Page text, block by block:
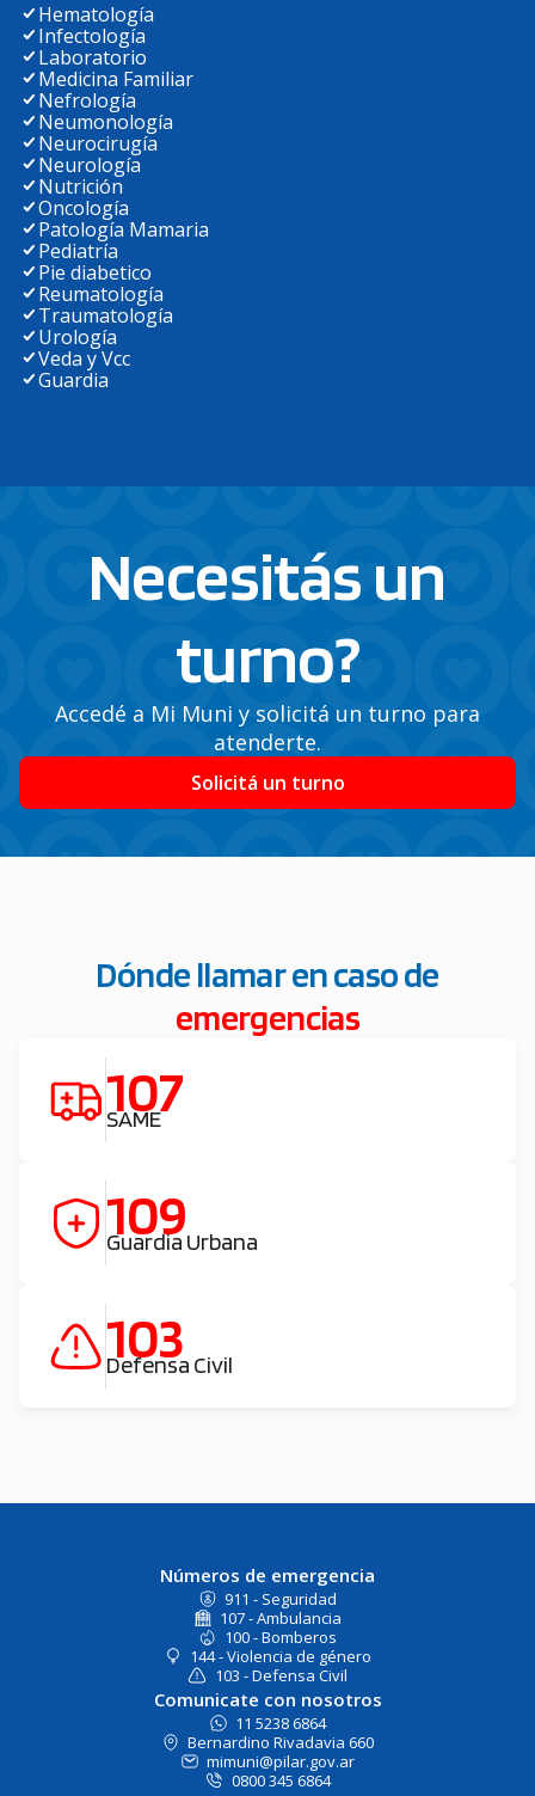
Hematología
Infectología
Laboratorio
Medicina Familiar
Nefrología
Neumonología
Neurocirugía
Neurología
Nutrición
Oncología
Patología Mamaria
Pediatría
Pie diabetico
Reumatología
Traumatología
Urología
Veda y Vcc
Guardia
Necesitás un
turno?
Accedé a Mi Muni y solicitá un turno para
atenderte.
Solicitá un turno
Dónde llamar en caso de
emergencias
107
SAME
109
Guardia Urbana
103
Defensa Civil
Números de emergencia
911 - Seguridad
107 - Ambulancia
100 - Bomberos
144 - Violencia de género
103 - Defensa Civil
Comunicate con nosotros
11 5238 6864
Bernardino Rivadavia 660
mimuni@pilar.gov.ar
0800 345 6864